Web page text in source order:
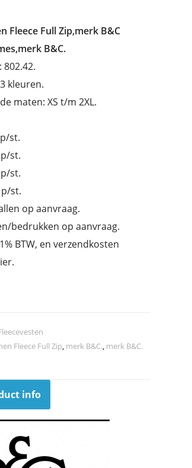
Fleece Full Zip,merk B&C
B&C.
kleuren.
maten: XS t/m 2XL.
st.
st.
st.
st.
op aanvraag.
bedrukken op aanvraag.
BTW, en verzendkosten
Fleece Full Zip, merk B&C., merk B&C.
info